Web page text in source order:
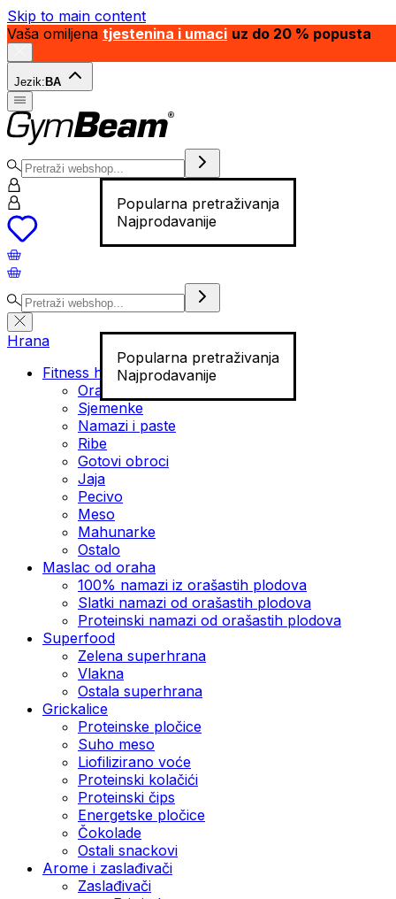
Skip to main content
Vaša omiljena tjestenina i umaci uz do 20 % popusta
Jezik: BA
Popularna pretraživanja
Najprodavanije
Popularna pretraživanja
Najprodavanije
Hrana
Fitness hrana
Orašasti plodovi
Sjemenke
Namazi i paste
Ribe
Gotovi obroci
Jaja
Pecivo
Meso
Mahunarke
Ostalo
Maslac od oraha
100% namazi iz orašastih plodova
Slatki namazi od orašastih plodova
Proteinski namazi od orašastih plodova
Superfood
Zelena superhrana
Vlakna
Ostala superhrana
Grickalice
Proteinske pločice
Suho meso
Liofilizirano voće
Proteinski kolačići
Proteinski čips
Energetske pločice
Čokolade
Ostali snackovi
Arome i zaslađivači
Zaslađivači